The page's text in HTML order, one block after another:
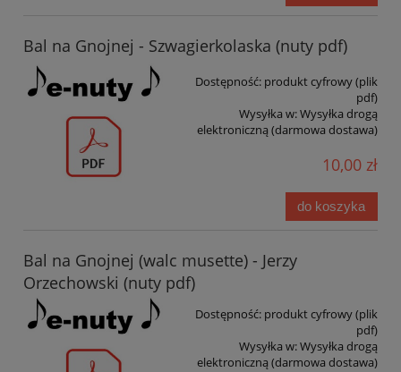
Bal na Gnojnej - Szwagierkolaska (nuty pdf)
Dostępność: produkt cyfrowy (plik
pdf)
Wysyłka w:Wysyłka drogą
elektroniczną (darmowa dostawa)
10,00 zł
do koszyka
Bal na Gnojnej (walc musette) - Jerzy
Orzechowski (nuty pdf)
Dostępność: produkt cyfrowy (plik
pdf)
Wysyłka w:Wysyłka drogą
elektroniczną (darmowa dostawa)